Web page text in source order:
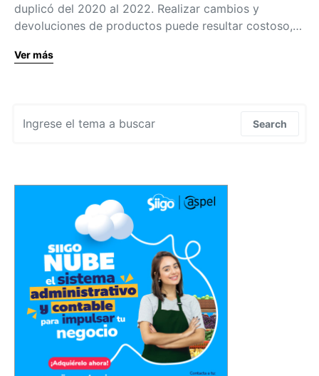
duplicó del 2020 al 2022. Realizar cambios y
devoluciones de productos puede resultar costoso,…
Ver más
Search